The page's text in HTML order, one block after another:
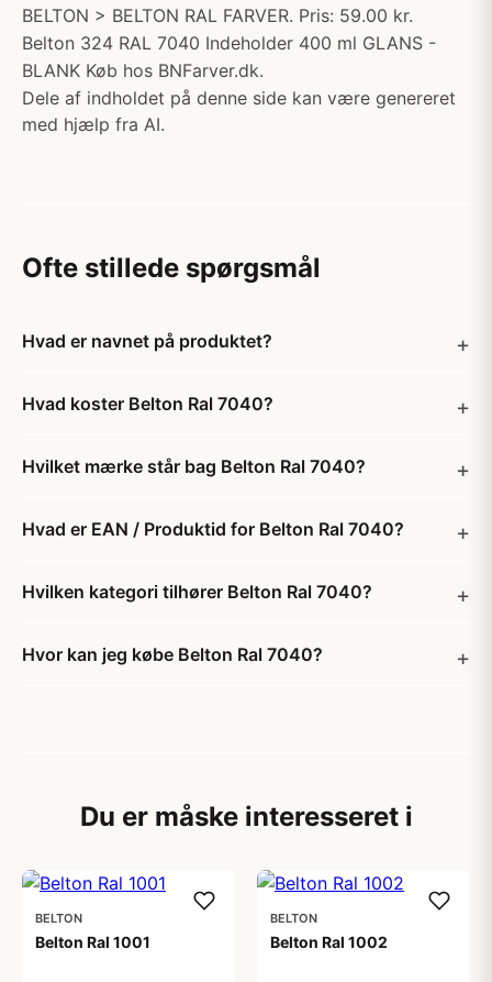
BELTON > BELTON RAL FARVER. Pris: 59.00 kr.
Belton 324 RAL 7040 Indeholder 400 ml GLANS -
BLANK Køb hos BNFarver.dk.
Dele af indholdet på denne side kan være genereret
med hjælp fra AI.
Ofte stillede spørgsmål
Hvad er navnet på produktet?
Hvad koster Belton Ral 7040?
Hvilket mærke står bag Belton Ral 7040?
Hvad er EAN / Produktid for Belton Ral 7040?
Hvilken kategori tilhører Belton Ral 7040?
Hvor kan jeg købe Belton Ral 7040?
Du er måske interesseret i
BELTON
Belton Ral 1001
BELTON
Belton Ral 1002